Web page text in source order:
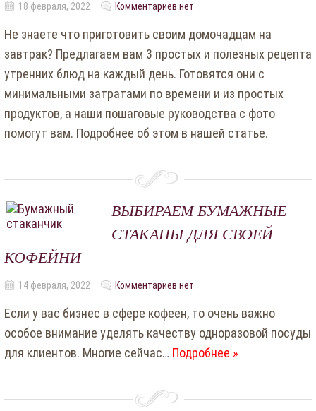
18 февраля, 2022 Комментариев нет
Не знаете что приготовить своим домочадцам на
завтрак? Предлагаем вам 3 простых и полезных рецепта
утренних блюд на каждый день. Готовятся они с
минимальными затратами по времени и из простых
продуктов, а наши пошаговые руководства с фото
помогут вам. Подробнее об этом в нашей статье.
ВЫБИРАЕМ БУМАЖНЫЕ
СТАКАНЫ ДЛЯ СВОЕЙ
КОФЕЙНИ
14 февраля, 2022 Комментариев нет
Если у вас бизнес в сфере кофеен, то очень важно
особое внимание уделять качеству одноразовой посуды
для клиентов. Многие сейчас… Подробнее »